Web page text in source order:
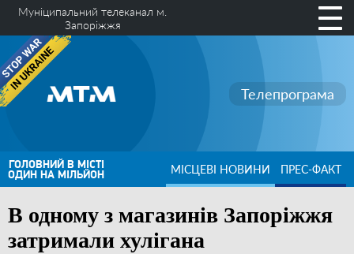
Муніципальний телеканал м.
Запоріжжя
Телепрограма
ГОЛОВНИЙ В МІСТІ
ОДИН НА МІЛЬЙОН МІСЦЕВІ НОВИНИ ПРЕС-ФАКТ
В одному з магазинів Запоріжжя
затримали хулігана